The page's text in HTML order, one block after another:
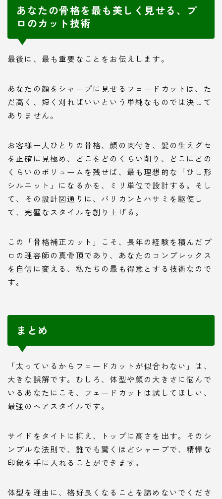
あなたの骨格を最も美しく見せる、プ
ロのカット技術
最後に、最も重要なことをお伝えします。
あなたの顔をシャープに見せるフェードカットは、た
だ高く、短く刈ればいいという単純なものでは決して
ありません。
お客様一人ひとりの骨格、顔の肉付き、髪の生えグセ
を正確に見極め、どこをどのくらい削り、どこにどの
くらいのボリュームを残せば、最も理想的な「ひし形
シルエット」になるかを、ミリ単位で設計する。そし
て、その設計図通りに、バリカンとハサミを駆使し
て、完璧なスタイルを創り上げる。
この「骨格補正カット」こそ、長年の経験を積んだプ
ロの理容師の真骨頂であり、あなたのコンプレックス
を自信に変える、私たちの最も得意とする技術なので
す。
まとめ
「太っているからフェードカットが似合わない」は、
大きな誤解です。むしろ、体型や顔の大きさに悩んで
いるあなたにこそ、フェードカットは試してほしい、
最強のヘアスタイルです。
サイドをタイトに抑え、トップに高さを出す。そのシ
ンプルな法則で、誰でも驚くほどシャープで、精悍な
印象を手に入れることができます。
体型を理由に、格好良くなることを諦めないでくださ